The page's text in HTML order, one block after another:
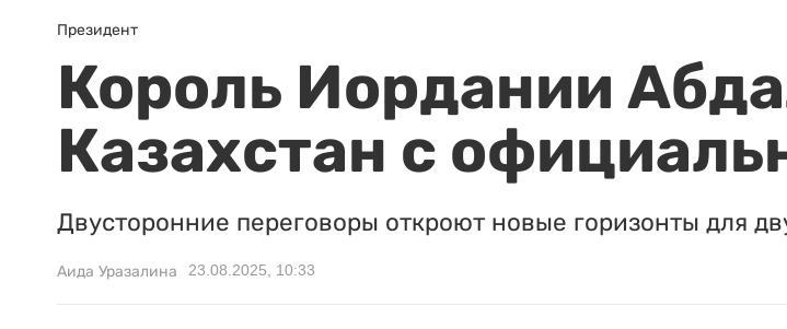
Президент
Король Иордании
Казахстан с
Двусторонние переговоры откроют новые горизонты для
Аида Уразалина 23.08.2025, 10:33